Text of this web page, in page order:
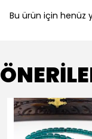
Bu ürün için henüz